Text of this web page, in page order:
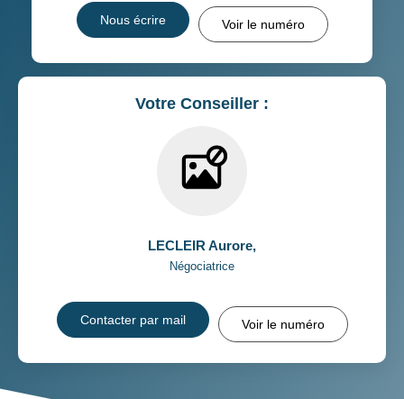
Nous écrire Voir le numéro
Votre Conseiller :
LECLEIR Aurore,
Négociatrice
Contacter par mail Voir le numéro